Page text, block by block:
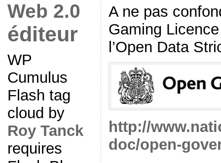
Web 2.0
éditeur
WP
Cumulus
Flash tag
cloud by
Roy Tanck
requires
A ne pas
Gaming
l’Open Data
http://
doc/open-